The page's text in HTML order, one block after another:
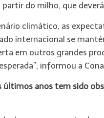
do milho, que
climático, as
internacional se
em outros grandes
informou a
últimos anos tem sido